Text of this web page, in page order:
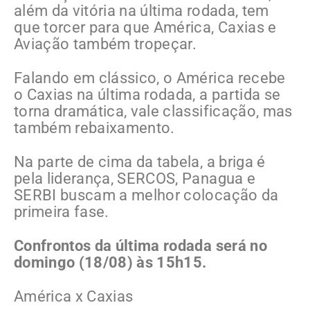
além da vitória na última rodada, tem
que torcer para que América, Caxias e
Aviação também tropeçar.
Falando em clássico, o América recebe
o Caxias na última rodada, a partida se
torna dramática, vale classificação, mas
também rebaixamento.
Na parte de cima da tabela, a briga é
pela liderança, SERCOS, Panagua e
SERBI buscam a melhor colocação da
primeira fase.
Confrontos da última rodada será no
domingo (18/08) às 15h15.
América x Caxias